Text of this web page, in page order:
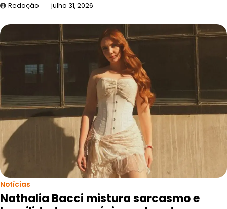
Redação julho 31, 2026
Notícias
Nathalia Bacci mistura sarcasmo e